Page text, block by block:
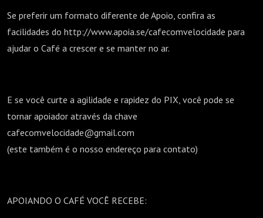
Se preferir um formato diferente de Apoio, confira as
facilidades do http://www.apoia.se/cafecomvelocidade para
ajudar o Café a crescer e se manter no ar.
E se você curte a agilidade e rapidez do PIX, você pode se
tornar apoiador através da chave
cafecomvelocidade@gmail.com
(este também é o nosso endereço para contato)
APOIANDO O CAFÉ VOCÊ RECEBE: